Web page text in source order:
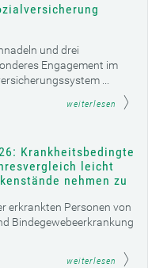
und drei
Engagement im
...
weiterlesen
Krankheitsbedingte
leicht
nehmen zu
erkrankten Personen von
Bindegewebeerkrankung
weiterlesen